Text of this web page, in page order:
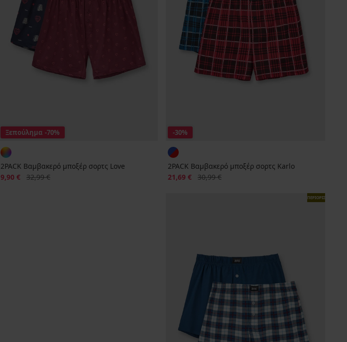
Ξεπούλημα -70%
2PACK Βαμβακερό μποξέρ σορτς Love
Έκπτωση
9,90 € Αρχική τιμή
32,99 €
-30%
2PACK Βαμβακερό μποξέρ σορτς Karlo
Έκπτωση
21,69 € Αρχική τιμή
30,99 €
ΠΕΡΙΟΡΙΣΜΕΝΑ